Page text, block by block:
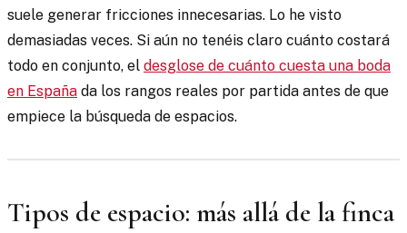
suele generar fricciones innecesarias. Lo he visto
demasiadas veces. Si aún no tenéis claro cuánto costará
todo en conjunto, el desglose de cuánto cuesta una boda
en España da los rangos reales por partida antes de que
empiece la búsqueda de espacios.
Tipos de espacio: más allá de la finca